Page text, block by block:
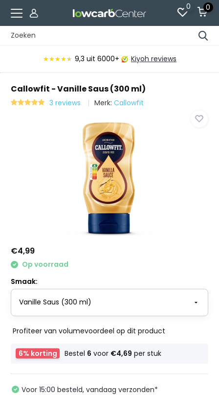
0 0
★★★★★
★★★★★ 9,3 uit 6000+ Kiyoh reviews
Callowfit - Vanille Saus (300 ml)
3 reviews Merk:Callowfit
€4,99
Op voorraad
Smaak:
Profiteer van volumevoordeel op dit product
6% korting Bestel 6 voor €4,69 per stuk
Voor 15:00 besteld, vandaag verzonden*